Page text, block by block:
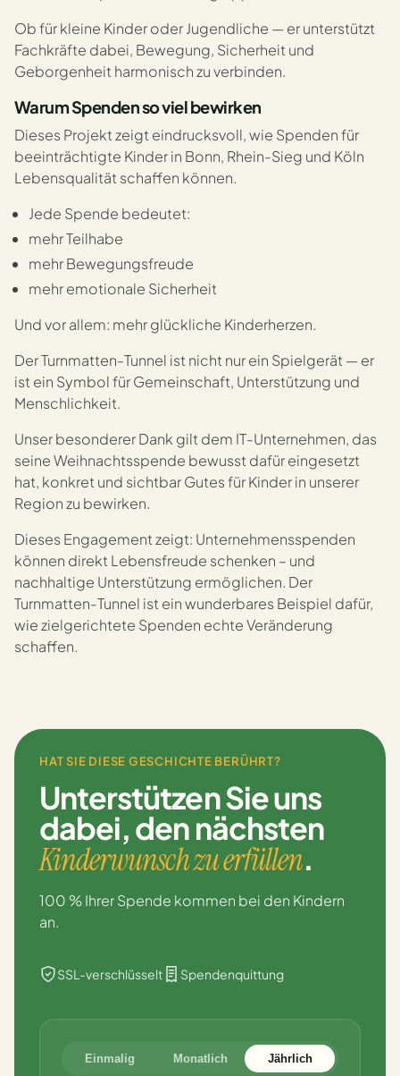
Ob für kleine Kinder oder Jugendliche — er unterstützt
Fachkräfte dabei, Bewegung, Sicherheit und
Geborgenheit harmonisch zu verbinden.
Warum Spenden so viel bewirken
Dieses Projekt zeigt eindrucksvoll, wie Spenden für
beeinträchtigte Kinder in Bonn, Rhein-Sieg und Köln
Lebensqualität schaffen können.
Jede Spende bedeutet:
mehr Teilhabe
mehr Bewegungsfreude
mehr emotionale Sicherheit
Und vor allem: mehr glückliche Kinderherzen.
Der Turnmatten-Tunnel ist nicht nur ein Spielgerät — er
ist ein Symbol für Gemeinschaft, Unterstützung und
Menschlichkeit.
Unser besonderer Dank gilt dem IT-Unternehmen, das
seine Weihnachtsspende bewusst dafür eingesetzt
hat, konkret und sichtbar Gutes für Kinder in unserer
Region zu bewirken.
Dieses Engagement zeigt: Unternehmensspenden
können direkt Lebensfreude schenken – und
nachhaltige Unterstützung ermöglichen. Der
Turnmatten-Tunnel ist ein wunderbares Beispiel dafür,
wie zielgerichtete Spenden echte Veränderung
schaffen.
HAT SIE DIESE GESCHICHTE BERÜHRT?
Unterstützen Sie uns
dabei,den nächsten
Kinderwunsch zu erfüllen.
100 % Ihrer Spende kommen bei den Kindern
an.
SSL-verschlüsselt Spendenquittung
Einmalig Monatlich Jährlich